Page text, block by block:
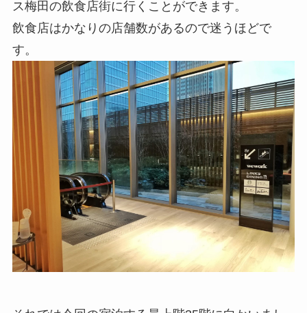
ス梅田の飲食店街に行くことができます。
飲食店はかなりの店舗数があるので迷うほどで
す。